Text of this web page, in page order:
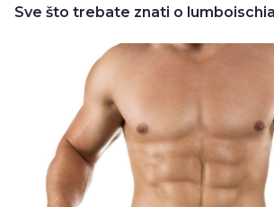
Sve što trebate znati o